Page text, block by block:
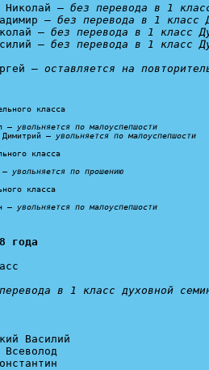
Николай — без перевода в 1
— без перевода в 1 класс
— без перевода в 1 класс
— без перевода в 1 класс
— оставляется на
класса
— увольняется по малоуспепшости
Димитрий — увольняется по малоуспепшости
класса
— увольняется по прошению
класса
— увольняется по малоуспепшости
года
в 1 класс духовной
Василий
Всеволод